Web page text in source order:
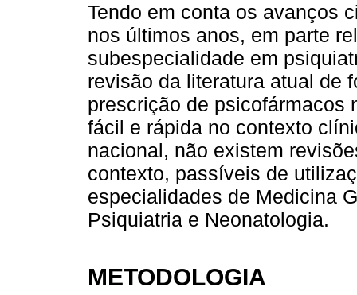
Tendo em conta os avanços
nos últimos anos, em parte
subespecialidade em
revisão da literatura atual de
prescrição de psicofármacos
fácil e rápida no contexto
nacional, não existem
contexto, passíveis de
especialidades de Medicina
Psiquiatria e Neonatologia.
METODOLOGIA